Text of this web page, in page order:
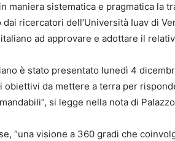
maniera sistematica e pragmatica la
ricercatori dell’Università Iuav di
ad approvare e adottare il
è stato presentato lunedì 4
da mettere a terra per
si legge nella nota di
“una visione a 360 gradi che